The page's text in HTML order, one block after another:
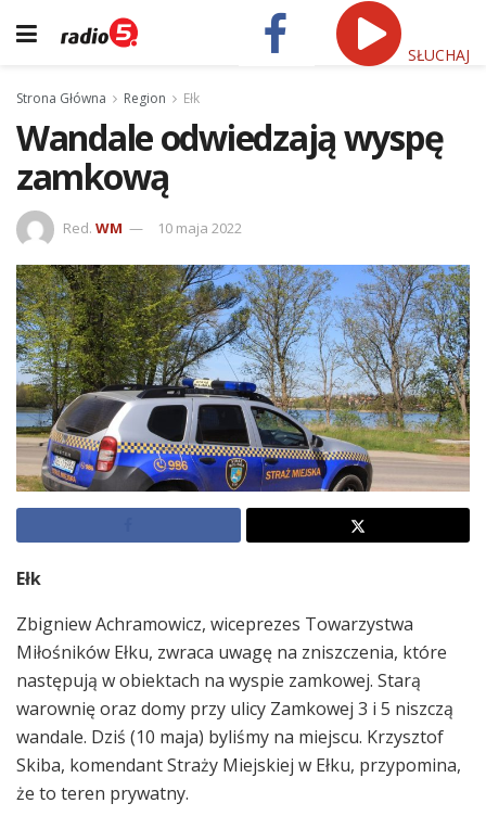
SŁUCHAJ
Strona Główna Region Ełk
Wandale odwiedzają wyspę
zamkową
Red. WM 10 maja 2022
Ełk
Zbigniew Achramowicz, wiceprezes Towarzystwa
Miłośników Ełku, zwraca uwagę na zniszczenia, które
następują w obiektach na wyspie zamkowej. Starą
warownię oraz domy przy ulicy Zamkowej 3 i 5 niszczą
wandale. Dziś (10 maja) byliśmy na miejscu. Krzysztof
Skiba, komendant Straży Miejskiej w Ełku, przypomina,
że to teren prywatny.